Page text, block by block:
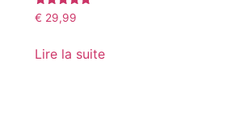
Note
5.00
€ 29,99
Lire la suite